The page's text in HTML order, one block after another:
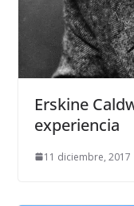
Erskine
experiencia
11 diciembre, 2017